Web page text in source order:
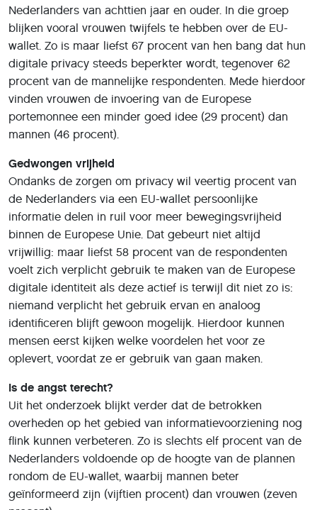
Nederlanders van achttien jaar en ouder. In die groep
blijken vooral vrouwen twijfels te hebben over de EU-
wallet. Zo is maar liefst 67 procent van hen bang dat hun
digitale privacy steeds beperkter wordt, tegenover 62
procent van de mannelijke respondenten. Mede hierdoor
vinden vrouwen de invoering van de Europese
portemonnee een minder goed idee (29 procent) dan
mannen (46 procent).
Gedwongen vrijheid
Ondanks de zorgen om privacy wil veertig procent van
de Nederlanders via een EU-wallet persoonlijke
informatie delen in ruil voor meer bewegingsvrijheid
binnen de Europese Unie. Dat gebeurt niet altijd
vrijwillig: maar liefst 58 procent van de respondenten
voelt zich verplicht gebruik te maken van de Europese
digitale identiteit als deze actief is terwijl dit niet zo is:
niemand verplicht het gebruik ervan en analoog
identificeren blijft gewoon mogelijk. Hierdoor kunnen
mensen eerst kijken welke voordelen het voor ze
oplevert, voordat ze er gebruik van gaan maken.
Is de angst terecht?
Uit het onderzoek blijkt verder dat de betrokken
overheden op het gebied van informatievoorziening nog
flink kunnen verbeteren. Zo is slechts elf procent van de
Nederlanders voldoende op de hoogte van de plannen
rondom de EU-wallet, waarbij mannen beter
geïnformeerd zijn (vijftien procent) dan vrouwen (zeven